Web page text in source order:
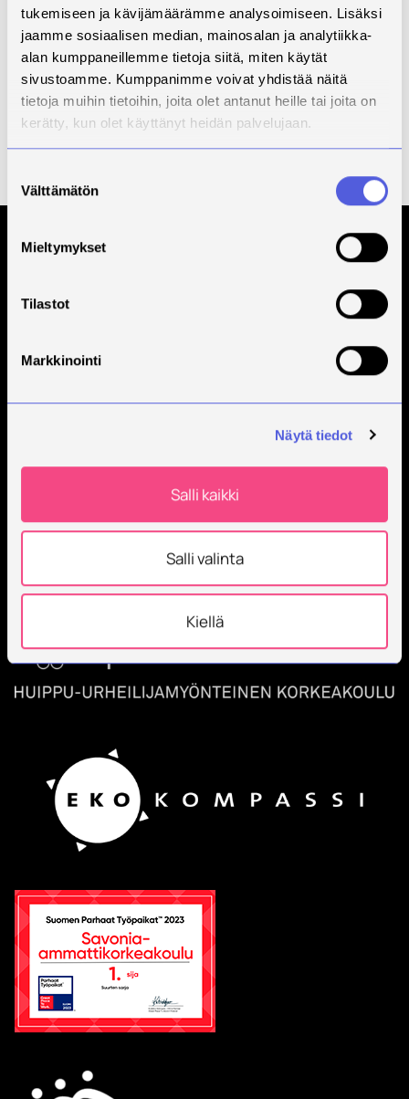
tukemiseen ja kävijämäärämme analysoimiseen. Lisäksi
jaamme sosiaalisen median, mainosalan ja analytiikka-
alan kumppaneillemme tietoja siitä, miten käytät
sivustoamme. Kumppanimme voivat yhdistää näitä
tietoja muihin tietoihin, joita olet antanut heille tai joita on
kerätty, kun olet käyttänyt heidän palvelujaan.
valinta
Välttämätön
Mieltymykset
Tilastot
Markkinointi
Näytä tiedot
Salli kaikki
Salli valinta
Kiellä
Kaikki tapahtumat
Tilaa Savonian uutiskirje
korkeakoulu, joka kouluttaa, tutkii, kehittää ja
Opiskelijoita + 9000